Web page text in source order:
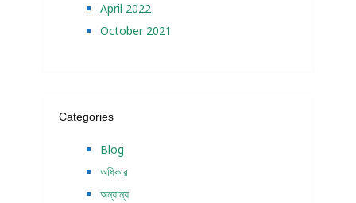
April 2022
October 2021
Categories
Blog
অধিকার
অন্যান্য